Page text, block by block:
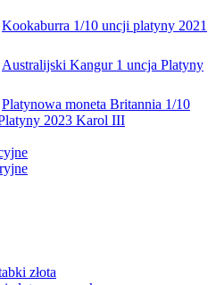
Kookaburra 1/10 uncji platyny 2021
Australijski Kangur 1 uncja Platyny
Platynowa moneta Britannia 1/10
2023 Karol III
złota